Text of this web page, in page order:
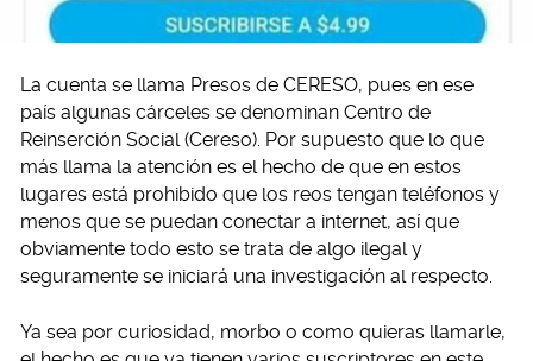
La cuenta se llama Presos de CERESO, pues en ese
país algunas cárceles se denominan Centro de
Reinserción Social (Cereso). Por supuesto que lo que
más llama la atención es el hecho de que en estos
lugares está prohibido que los reos tengan teléfonos y
menos que se puedan conectar a internet, así que
obviamente todo esto se trata de algo ilegal y
seguramente se iniciará una investigación al respecto.
Ya sea por curiosidad, morbo o como quieras llamarle,